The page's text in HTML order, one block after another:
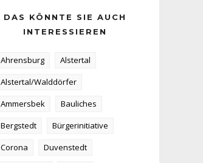
DAS KÖNNTE SIE AUCH
INTERESSIEREN
Ahrensburg
Alstertal
Alstertal/Walddörfer
Ammersbek
Bauliches
Bergstedt
Bürgerinitiative
Corona
Duvenstedt